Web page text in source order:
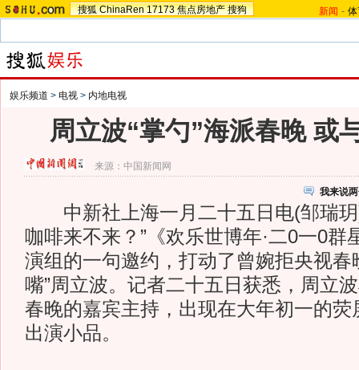
搜狐 ChinaRen 17173 焦点房地产 搜狗 新闻 -
娱乐频道 > 电视 > 内地电视
周立波“掌勺”海派春晚 或
来源： 中国新闻网
我来说
中新社上海一月二十五日电(邹瑞玥
咖啡来不来？”《欢乐世博年·二0一0群
演组的一句邀约，打动了曾婉拒央视春
嘴”周立波。记者二十五日获悉，周立
春晚的嘉宾主持，出现在大年初一的荧
出演小品。